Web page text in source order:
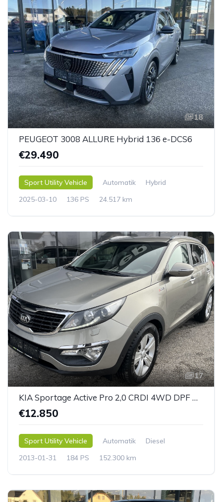
18
PEUGEOT 3008 ALLURE Hybrid 136 e-DCS6
€29.490
Sport Utility Vehicle Automatik
Hybrid
2025-03-10
136 PS 24.517 km
17
KIA Sportage Active Pro 2,0 CRDI 4WD DPF Aut.
€12.850
Sport Utility Vehicle Automatik
Diesel
2013-01-31
184 PS 152.300 km